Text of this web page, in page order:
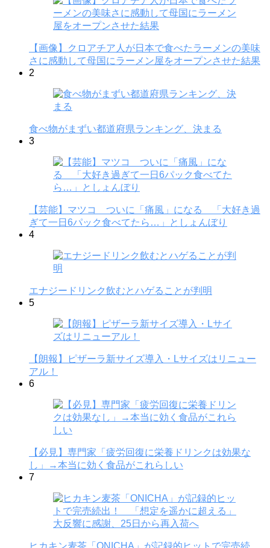
【画像】クロアチア人が日本で食べたラーメンの美味
さに感動して母国にラーメン屋をオープンさせた結果
2
食べ物がまずい都道府県ランキング、決まる
3
【芸能】マツコ ついに「痛風」になる 「大好き過
ぎて一日6パック食べてたら…」としょんぼり
4
エナジードリンク飲むとハゲることが判明
5
【朗報】ピザーラ新サイズ導入・Lサイズはリニュー
アル！
6
【必見】専門家「疲労回復に栄養ドリンクは効果な
し」→本当に効く食品がこれらしい
7